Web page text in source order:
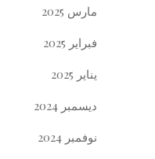
مارس 2025
فبراير 2025
يناير 2025
ديسمبر 2024
نوفمبر 2024